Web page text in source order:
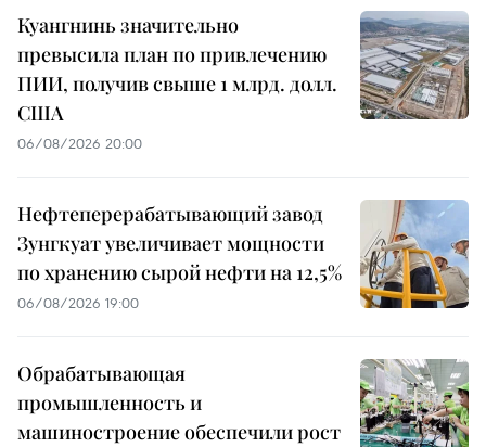
Куангнинь значительно
превысила план по привлечению
ПИИ, получив свыше 1 млрд. долл.
США
06/08/2026 20:00
Нефтеперерабатывающий завод
Зунгкуат увеличивает мощности
по хранению сырой нефти на 12,5%
06/08/2026 19:00
Обрабатывающая
промышленность и
машиностроение обеспечили рост